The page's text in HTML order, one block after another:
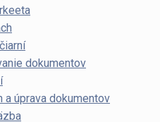
dokumentov
a úprava dokumentov